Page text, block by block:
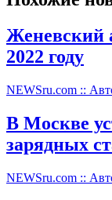
Женевский
2022 году
NEWSru.com ::
В Москве
зарядных
NEWSru.com ::